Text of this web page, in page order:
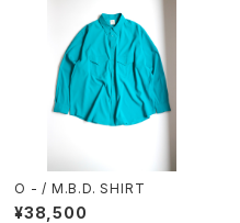
O - / M.B.D. SHIRT
¥38,500